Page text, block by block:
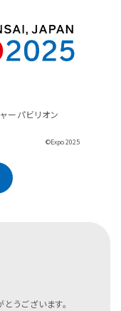
ーパビリオン
©Expo 2025
うございます。